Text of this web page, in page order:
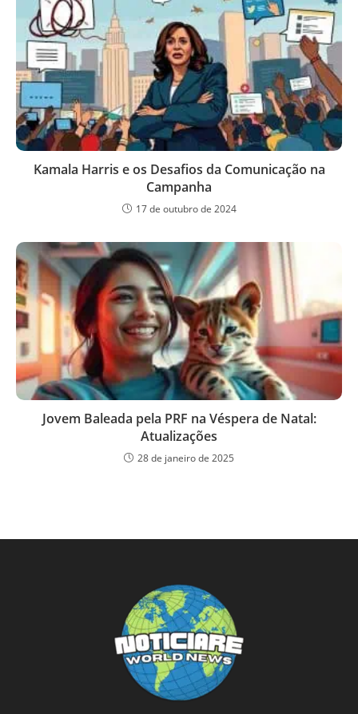
Kamala Harris e os Desafios da Comunicação na
Campanha
17 de outubro de 2024
Jovem Baleada pela PRF na Véspera de Natal:
Atualizações
28 de janeiro de 2025